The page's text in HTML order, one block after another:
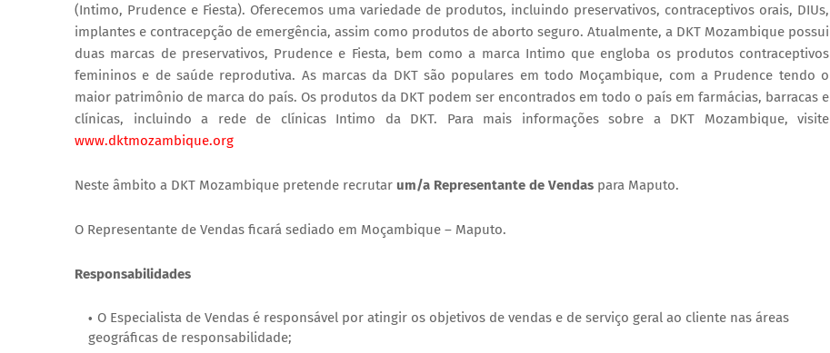
(Intimo, Prudence e Fiesta). Oferecemos uma variedade de produtos, incluindo preservativos, contraceptivos orais, DIUs,
implantes e contracepção de emergência, assim como produtos de aborto seguro. Atualmente, a DKT Mozambique possui
duas marcas de preservativos, Prudence e Fiesta, bem como a marca Intimo que engloba os produtos contraceptivos
femininos e de saúde reprodutiva. As marcas da DKT são populares em todo Moçambique, com a Prudence tendo o
maior patrimônio de marca do país. Os produtos da DKT podem ser encontrados em todo o país em farmácias, barracas e
clínicas, incluindo a rede de clínicas Intimo da DKT. Para mais informações sobre a DKT Mozambique, visite
www.dktmozambique.org
Neste âmbito a DKT Mozambique pretende recrutar um/a Representante de Vendas para Maputo.
O Representante de Vendas ficará sediado em Moçambique – Maputo.
Responsabilidades
O Especialista de Vendas é responsável por atingir os objetivos de vendas e de serviço geral ao cliente nas áreas
geográficas de responsabilidade;